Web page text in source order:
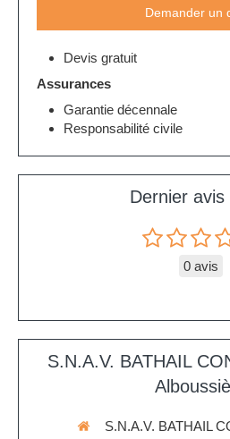
Demander un
Devis gratuit
Assurances
Garantie décennale
Responsabilité civile
Dernier avis
0 avis
S.N.A.V. BATHAIL
S.N.A.V. BATHAIL